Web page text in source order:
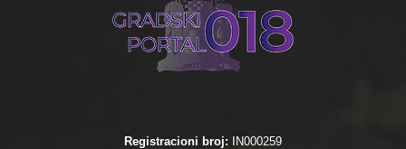
Registracioni broj: IN000259